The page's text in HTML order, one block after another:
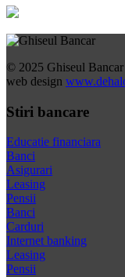
© 2025 Ghiseul Bancar
web design
Stiri bancare
Educatie financiara
Banci
Asigurari
Leasing
Pensii
Banci
Carduri
Internet banking
Leasing
Pensii